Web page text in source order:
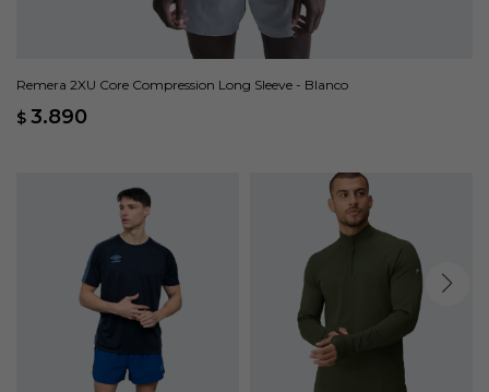
Remera 2XU Core Compression Long Sleeve - Blanco
$ 3.890